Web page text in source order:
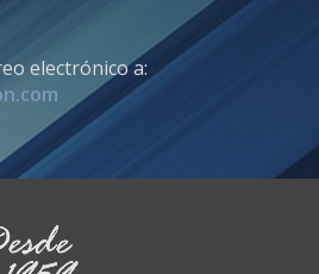
electrónico a: